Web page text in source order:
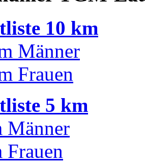
10 km
Männer
Frauen
5 km
Männer
Frauen